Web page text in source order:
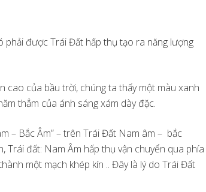
phải được Trái Đất hấp thụ tạo ra năng lượng
cao của bầu trời, chúng ta thấy một màu xanh
thẳm của ánh sáng xám dày đặc.
– Bắc Âm” – trên Trái Đất Nam âm – bắc
đất: Nam Âm hấp thụ vận chuyển qua phía
một mạch khép kín .. Đây là lý do Trái Đất